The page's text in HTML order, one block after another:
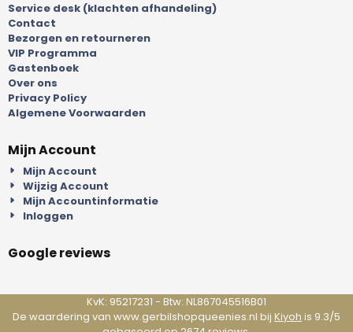
Service desk (klachten afhandeling)
Contact
Bezorgen en retourneren
VIP Programma
Gastenboek
Over ons
Privacy Policy
Algemene Voorwaarden
Mijn Account
Mijn Account
Wijzig Account
Mijn Accountinformatie
Inloggen
Google reviews
KvK: 95217231 - Btw: NL867045516B01
De waardering van www.gerbilshopqueenies.nl bij Kiyoh is 9.3/5